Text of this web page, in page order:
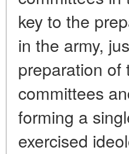
key to the
in the army,
preparation of
committees
forming a
exercised